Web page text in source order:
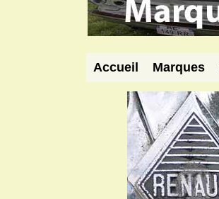
Accueil Marques